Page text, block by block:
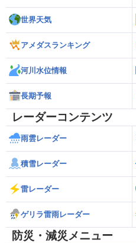
世界天気
アメダスランキング
河川水位情報
長期予報
レーダーコンテンツ
雨雲レーダー
積雪レーダー
雷レーダー
ゲリラ雷雨レーダー
防災・減災メニュー